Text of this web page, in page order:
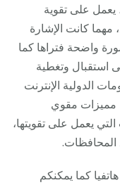
مقوي
5g
على تقوية
مهما كانت الإشارة
واضحة فتراها كما
استقبال وتغطية
الدولية الإنترنت
مميزات مقوي
يعمل على تقويتها،
كما يمكنكم